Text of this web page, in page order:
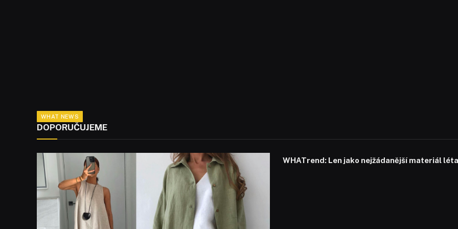
WHAT NEWS
DOPORUČUJEME
WHATrend: Len jako nejžádanější materiál léta